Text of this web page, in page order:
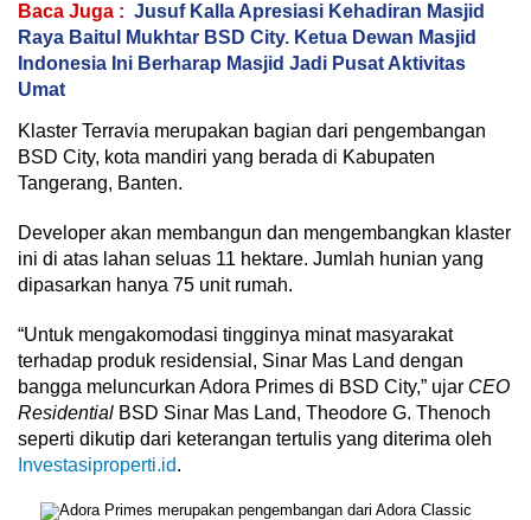
Baca Juga : Jusuf Kalla Apresiasi Kehadiran Masjid
Raya Baitul Mukhtar BSD City. Ketua Dewan Masjid
Indonesia Ini Berharap Masjid Jadi Pusat Aktivitas
Umat
Klaster Terravia merupakan bagian dari pengembangan
BSD City, kota mandiri yang berada di Kabupaten
Tangerang, Banten.
Developer akan membangun dan mengembangkan klaster
ini di atas lahan seluas 11 hektare. Jumlah hunian yang
dipasarkan hanya 75 unit rumah.
“Untuk mengakomodasi tingginya minat masyarakat
terhadap produk residensial, Sinar Mas Land dengan
bangga meluncurkan Adora Primes di BSD City,” ujar CEO
Residential BSD Sinar Mas Land, Theodore G. Thenoch
seperti dikutip dari keterangan tertulis yang diterima oleh
Investasiproperti.id.